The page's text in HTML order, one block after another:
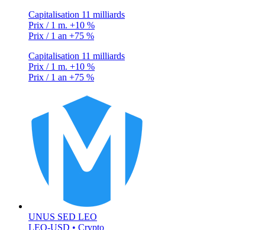
Capitalisation 11 milliards
Prix / 1 m. +10 %
Prix / 1 an +75 %
Capitalisation 11 milliards
Prix / 1 m. +10 %
Prix / 1 an +75 %
UNUS SED LEO
LEO-USD • Crypto